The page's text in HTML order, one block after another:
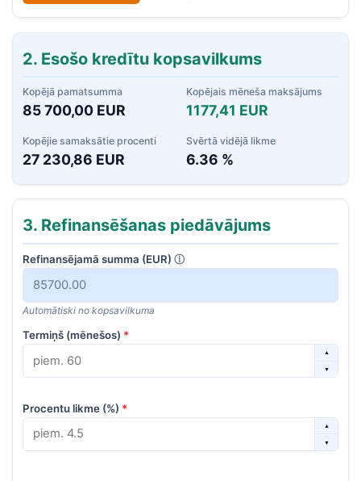
2. Esošo kredītu kopsavilkums
Kopējā pamatsumma
85 700,00 EUR
Kopējais mēneša maksājums
1177,41 EUR
Kopējie samaksātie procenti
27 230,86 EUR
Svērtā vidējā likme
6.36 %
3. Refinansēšanas piedāvājums
Refinansējamā summa (EUR) ⓘ
Automātiski no kopsavilkuma
Termiņš (mēnešos) *
▲
▼
Procentu likme (%) *
▲
▼